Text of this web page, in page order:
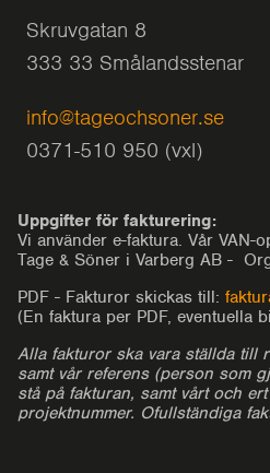
Skruvgatan 8
333 33 Smålandsstenar
info@tageochsoner.se
0371-510 950 (vxl)
Uppgifter för fakturering:
Vi använder e-faktura. Vår VAN-
Tage & Söner i Varberg AB -
PDF - Fakturor skickas till:
(En faktura per PDF, eventuella
Alla fakturor ska vara ställda till
samt vår referens (person som
stå på fakturan, samt vårt och
projektnummer. Ofullständiga